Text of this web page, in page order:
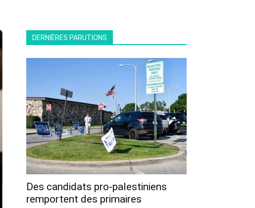
DERNIÈRES PARUTIONS
Des candidats pro-palestiniens
remportent des primaires